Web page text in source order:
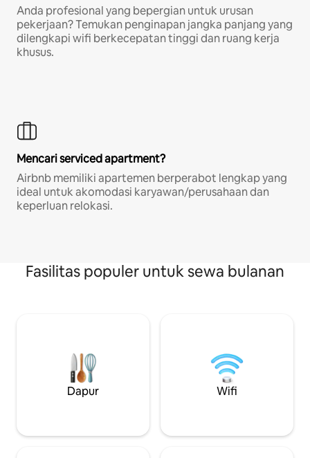
Anda profesional yang bepergian untuk urusan
pekerjaan? Temukan penginapan jangka panjang yang
dilengkapi wifi berkecepatan tinggi dan ruang kerja
khusus.
Mencari serviced apartment?
Airbnb memiliki apartemen berperabot lengkap yang
ideal untuk akomodasi karyawan/perusahaan dan
keperluan relokasi.
Fasilitas populer untuk sewa bulanan
Dapur Wifi